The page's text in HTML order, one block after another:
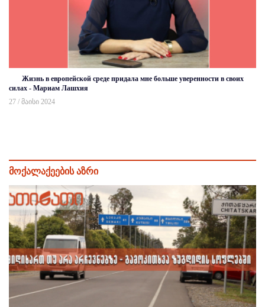
Жизнь в европейской среде придала мне больше уверенности в своих
силах - Мариам Лашхия
27 / მაისი 2024
მოქალაქეების აზრი